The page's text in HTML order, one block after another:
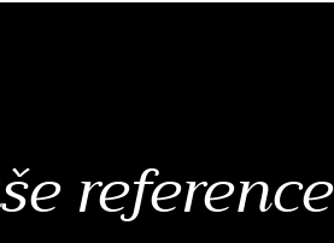
reference